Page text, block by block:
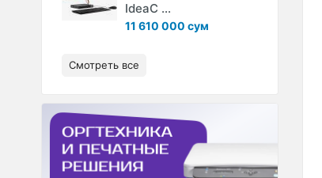
IdeaC ...
11 610 000 сум
Смотреть все